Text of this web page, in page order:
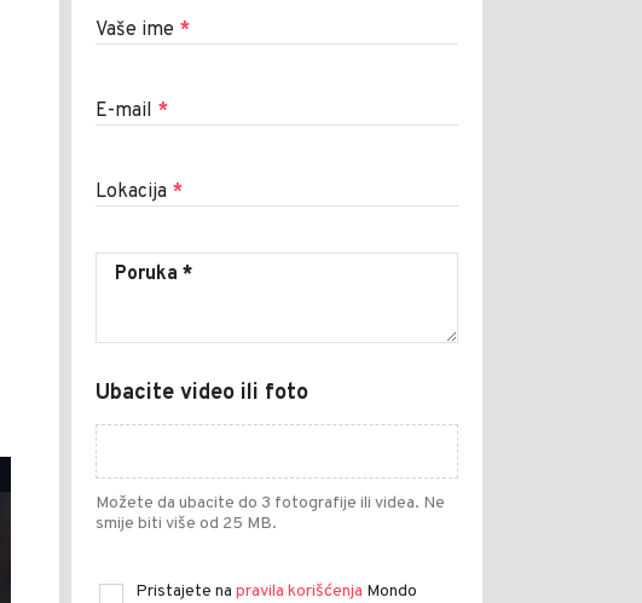
Vaše ime *
E-mail *
Lokacija *
Ubacite video ili foto
Možete da ubacite do 3 fotografije ili videa. Ne
smije biti više od 25 MB.
Pristajete na pravila korišćenja Mondo